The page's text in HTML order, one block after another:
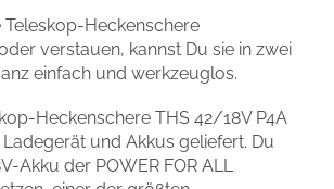
Teleskop-Heckenschere
verstauen, kannst Du sie in zwei
einfach und werkzeuglos.
Heckenschere THS 42/18V P4A
und Akkus geliefert. Du
Akku der POWER FOR ALL